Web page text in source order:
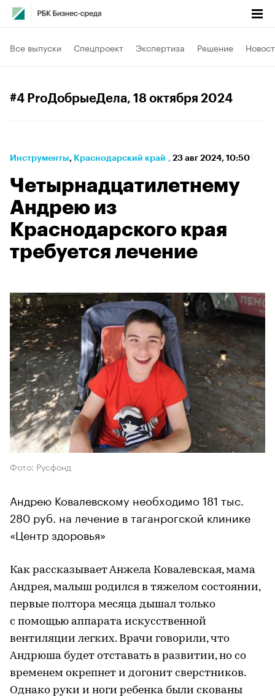
Все выпуски Спецпроект Экспертиза Решение
#4 ProДобрыеДела, 18 октября 2024
Инструменты⁠, Краснодарский край , 23 авг 2024, 10:50
Четырнадцатилетнему
Андрею из
Краснодарского края
требуется лечение
Фото: Русфонд
Андрею Ковалевскому необходимо 181 тыс.
280 руб. на лечение в таганрогской клинике
«Центр здоровья»
Как рассказывает Анжела Ковалевская, мама
Андрея, малыш родился в тяжелом состоянии,
первые полтора месяца дышал только
с помощью аппарата искусственной
вентиляции легких. Врачи говорили, что
Андрюша будет отставать в развитии, но со
временем окрепнет и догонит сверстников.
Однако руки и ноги ребенка были скованы